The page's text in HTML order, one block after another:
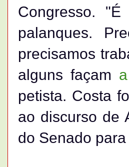
Congresso.
palanques.
precisamos
alguns façam
petista. Costa
ao discurso de
do Senado